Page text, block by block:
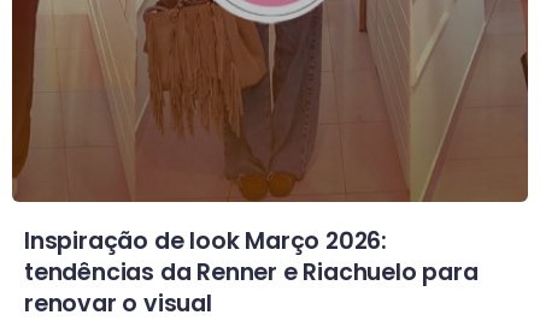
Inspiração de look Março 2026:
tendências da Renner e Riachuelo para
renovar o visual